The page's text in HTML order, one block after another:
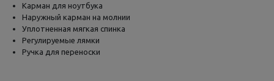
Карман для ноутбука
Наружный карман на молнии
Уплотненная мягкая спинка
Регулируемые лямки
Ручка для переноски